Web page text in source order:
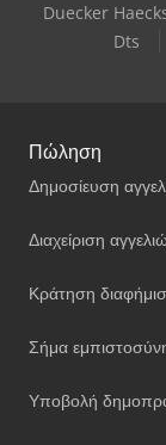
Duecker
Dts
Πώληση
Δημοσίευση
Διαχείριση
Κράτηση
Σήμα
Υποβολή